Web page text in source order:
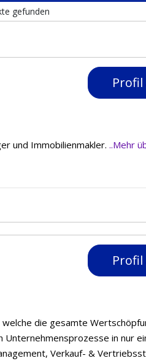
gefunden
Profil
und Immobilienmakler. ..Mehr
Profil
die gesamte
in nur
Verkauf- &